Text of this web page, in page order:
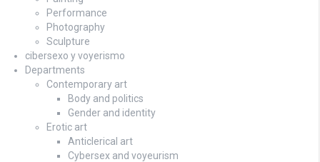
Performance
Photography
Sculpture
cibersexo y voyerismo
Departments
Contemporary art
Body and politics
Gender and identity
Erotic art
Anticlerical art
Cybersex and voyeurism